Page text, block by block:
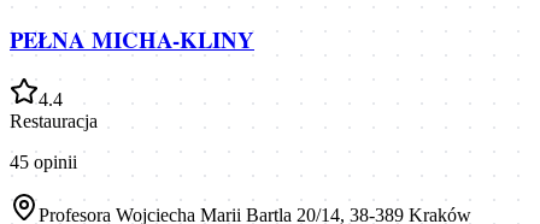
PEŁNA MICHA-KLINY
4.4
Restauracja
45 opinii
Profesora Wojciecha Marii Bartla 20/14, 38-389 Kraków